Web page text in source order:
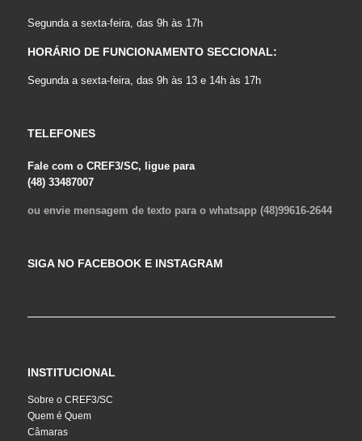
Segunda a sexta-feira, das 9h às 17h
HORÁRIO DE FUNCIONAMENTO SECCIONAL:
Segunda a sexta-feira, das 9h às 13 e 14h às 17h
TELEFONES
Fale com o CREF3/SC, ligue para
(48) 33487007
ou envie mensagem de texto para o whatsapp (48)99616-2644
SIGA NO FACEBOOK E INSTAGRAM
INSTITUCIONAL
Sobre o CREF3/SC
Quem é Quem
Câmaras